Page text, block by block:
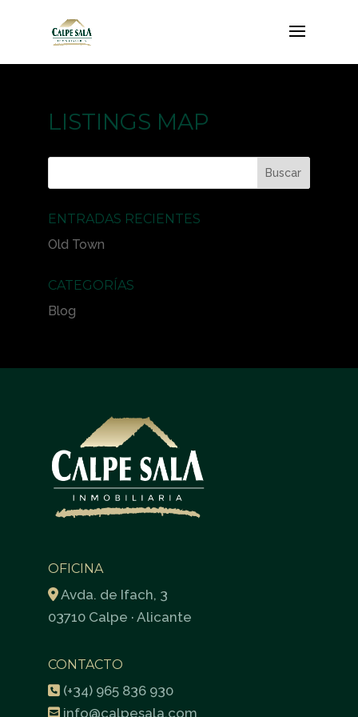
LISTINGS MAP
ENTRADAS RECIENTES
Old Town
CATEGORÍAS
Blog
OFICINA
Avda. de Ifach, 3
03710 Calpe · Alicante
CONTACTO
(+34) 965 836 930
info@calpesala.com